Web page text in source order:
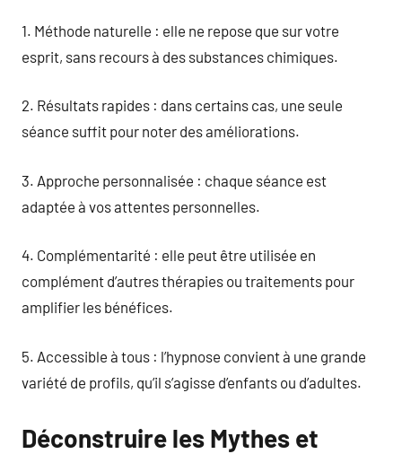
1. Méthode naturelle : elle ne repose que sur votre
esprit, sans recours à des substances chimiques.
2. Résultats rapides : dans certains cas, une seule
séance suffit pour noter des améliorations.
3. Approche personnalisée : chaque séance est
adaptée à vos attentes personnelles.
4. Complémentarité : elle peut être utilisée en
complément d’autres thérapies ou traitements pour
amplifier les bénéfices.
5. Accessible à tous : l’hypnose convient à une grande
variété de profils, qu’il s’agisse d’enfants ou d’adultes.
Déconstruire les Mythes et